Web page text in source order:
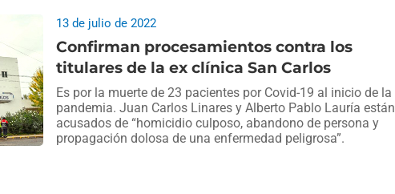
Confirman procesamientos contra los
titulares de la ex clínica San Carlos
13 de julio de 2022
Es por la muerte de 23 pacientes por Covid-19 al inicio de la
pandemia. Juan Carlos Linares y Alberto Pablo Lauría están
acusados de “homicidio culposo, abandono de persona y
propagación dolosa de una enfermedad peligrosa”.